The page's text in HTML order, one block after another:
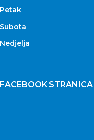
Petak
Subota
Nedjelja
FACEBOOK STRANICA